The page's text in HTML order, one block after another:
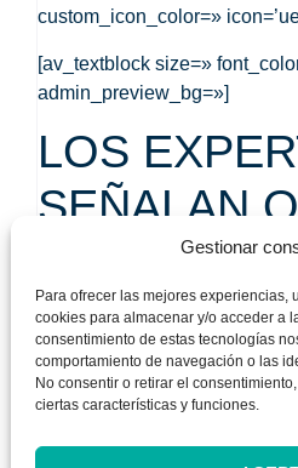
Gestionar
Para ofrecer las mejores experiencias,
cookies para almacenar y/o acceder a
consentimiento de estas tecnologías
comportamiento de navegación o las
No consentir o retirar el
ciertas características y funciones.
custom_icon_color=»
[av_textblock size=»
admin_preview_bg=»]
LOS
SEÑALAN
IDEAL ES
POCOS
BIEN
UN TOPE